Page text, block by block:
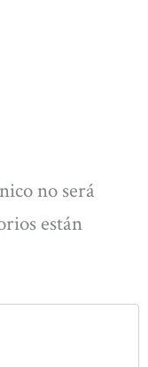
no será
están